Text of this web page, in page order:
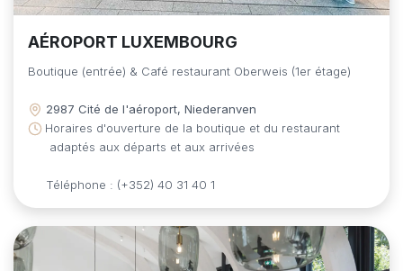
AÉROPORT LUXEMBOURG
Boutique (entrée) & Café restaurant Oberweis (1er étage)
2987 Cité de l'aéroport, Niederanven
Horaires d'ouverture de la boutique et du restaurant
adaptés aux départs et aux arrivées
Téléphone : (+352) 40 31 40 1